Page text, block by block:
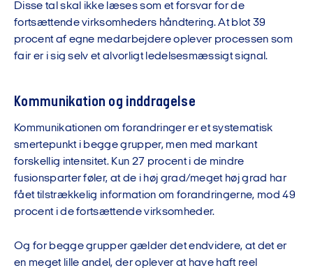
Disse tal skal ikke læses som et forsvar for de
fortsættende virksomheders håndtering. At blot 39
procent af egne medarbejdere oplever processen som
fair er i sig selv et alvorligt ledelsesmæssigt signal.
Kommunikation og inddragelse
Kommunikationen om forandringer er et systematisk
smertepunkt i begge grupper, men med markant
forskellig intensitet. Kun 27 procent i de mindre
fusionsparter føler, at de i høj grad/meget høj grad har
fået tilstrækkelig information om forandringerne, mod 49
procent i de fortsættende virksomheder.
Og for begge grupper gælder det endvidere, at det er
en meget lille andel, der oplever at have haft reel